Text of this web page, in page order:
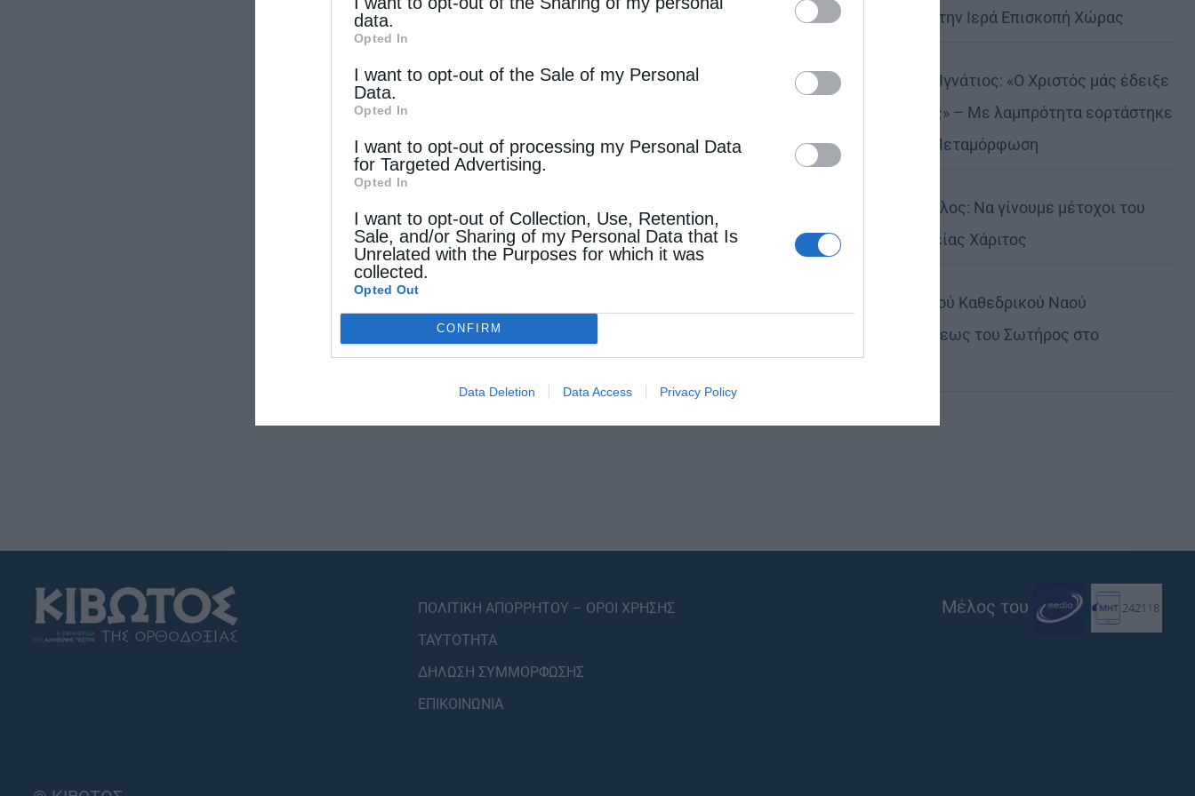
data.
Opted In
I want to opt-out of the Sale of my Personal
Data.
Opted In
I want to opt-out of processing my Personal Data
for Targeted Advertising.
Opted In
I want to opt-out of Collection, Use, Retention,
Sale, and/or Sharing of my Personal Data that Is
Unrelated with the Purposes for which it was
collected.
Opted Out
CONFIRM
Data Deletion Data Access Privacy Policy
Αυστραλίας στην Ιερά Επισκοπή Χώρας
Δημητριάδος Ιγνάτιος: «Ο Χριστός μάς έδειξε
το μέλλον μας» – Με λαμπρότητα εορτάστηκε
στον Βόλο η Μεταμόρφωση
Κορίνθου Παύλος: Να γίνουμε μέτοχοι του
φωτός της Θείας Χάριτος
Πανήγυρη Ιερού Καθεδρικού Ναού
Μεταμορφώσεως του Σωτήρος στο
ΠΟΛΙΤΙΚΗ ΑΠΟΡΡΗΤΟΥ – ΟΡΟΙ ΧΡΗΣΗΣ
ΤΑΥΤΟΤΗΤΑ
ΔΗΛΩΣΗ ΣΥΜΜΟΡΦΩΣΗΣ
ΕΠΙΚΟΙΝΩΝΙΑ
Μέλος του